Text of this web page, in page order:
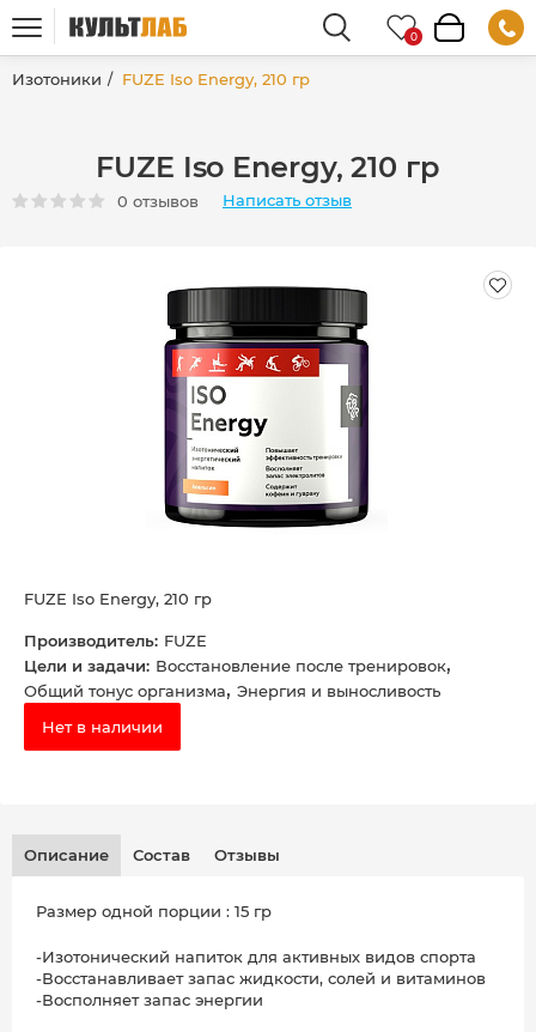
Изотоники FUZE Iso Energy, 210 гр
FUZE Iso Energy, 210 гр
0 отзывов Написать отзыв
FUZE Iso Energy, 210 гр
Производитель: FUZE
Цели и задачи: Восстановление после тренировок,
Общий тонус организма, Энергия и выносливость
Нет в наличии
Описание Состав Отзывы
Размер одной порции : 15 гр
-Изотонический напиток для активных видов спорта
-Восстанавливает запас жидкости, солей и витаминов
-Восполняет запас энергии